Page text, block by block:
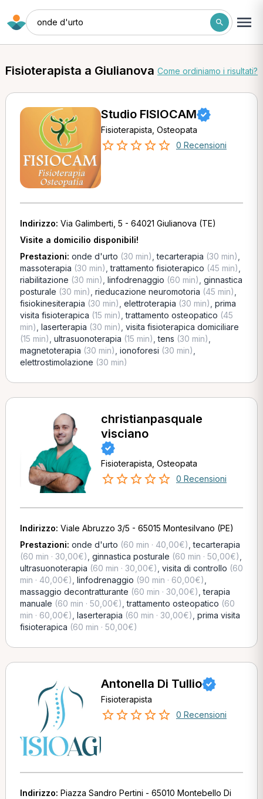
onde d'urto
Fisioterapista a Giulianova Come ordiniamo i risultati?
Studio FISIOCAM
Fisioterapista, Osteopata
0 Recensioni
Indirizzo: Via Galimberti, 5 - 64021 Giulianova (TE)
Visite a domicilio disponibili!
Prestazioni: onde d'urto (30 min) ,tecarterapia (30 min)
massoterapia (30 min) ,trattamento fisioterapico (45 min)
riabilitazione (30 min) linfodrenaggio (60 min) ginnastica
posturale (30 min) rieducazione neuromotoria (45 min)
fisiokinesiterapia (30 min) elettroterapia (30 min) prima
visita fisioterapica (15 min) ,trattamento osteopatico (45
min) laserterapia (30 min) visita fisioterapica domiciliare
(15 min) ultrasuonoterapia (15 min) ,tens (30 min)
magnetoterapia (30 min) ionoforesi (30 min)
elettrostimolazione (30 min)
christianpasquale
visciano
Fisioterapista, Osteopata
0 Recensioni
Indirizzo: Viale Abruzzo 3/5 - 65015 Montesilvano (PE)
Prestazioni: onde d'urto (60 min · 40,00€) ,tecarterapia
(60 min · 30,00€) ginnastica posturale (60 min · 50,00€)
ultrasuonoterapia (60 min · 30,00€) visita di controllo (60
min · 40,00€) linfodrenaggio (90 min · 60,00€)
massaggio decontratturante (60 min · 30,00€) ,terapia
manuale (60 min · 50,00€) ,trattamento osteopatico (60
min · 60,00€) laserterapia (60 min · 30,00€) prima visita
fisioterapica (60 min · 50,00€)
Antonella Di Tullio
Fisioterapista
0 Recensioni
Indirizzo: Piazza Sandro Pertini - 65010 Montebello Di